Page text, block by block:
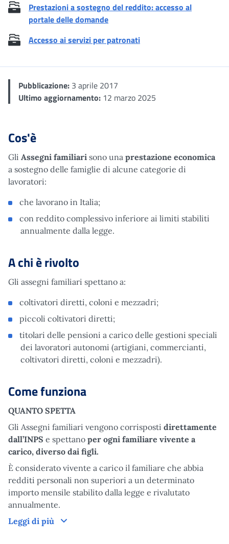
Prestazioni a sostegno del reddito: accesso al
portale delle domande
Accesso ai servizi per patronati
Pubblicazione: 3 aprile 2017
Ultimo aggiornamento: 12 marzo 2025
Cos'è
Gli Assegni familiari sono una prestazione economica
a sostegno delle famiglie di alcune categorie di
lavoratori:
che lavorano in Italia;
con reddito complessivo inferiore ai limiti stabiliti
annualmente dalla legge.
A chi è rivolto
Gli assegni familiari spettano a:
coltivatori diretti, coloni e mezzadri;
piccoli coltivatori diretti;
titolari delle pensioni a carico delle gestioni speciali
dei lavoratori autonomi (artigiani, commercianti,
coltivatori diretti, coloni e mezzadri).
Come funziona
QUANTO SPETTA
Gli Assegni familiari vengono corrisposti direttamente
dall’INPS e spettano per ogni familiare vivente a
carico, diverso dai figli.
È considerato vivente a carico il familiare che abbia
redditi personali non superiori a un determinato
importo mensile stabilito dalla legge e rivalutato
annualmente.
Leggi di più
Come funziona